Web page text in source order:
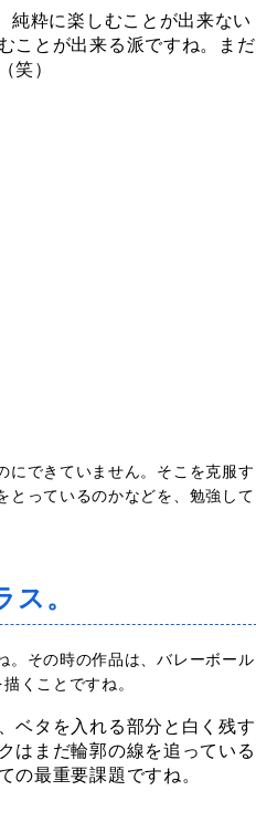
純粋に楽しむことが出来ない
ことが出来る派ですね。まだ
）
にできていません。そこを克服す
とっているのかなどを、勉強して
。
。その時の作品は、バレーボール
くことですね。
ベタを入れる部分と白く残す
はまだ輪郭の線を追っている
最重要課題ですね。